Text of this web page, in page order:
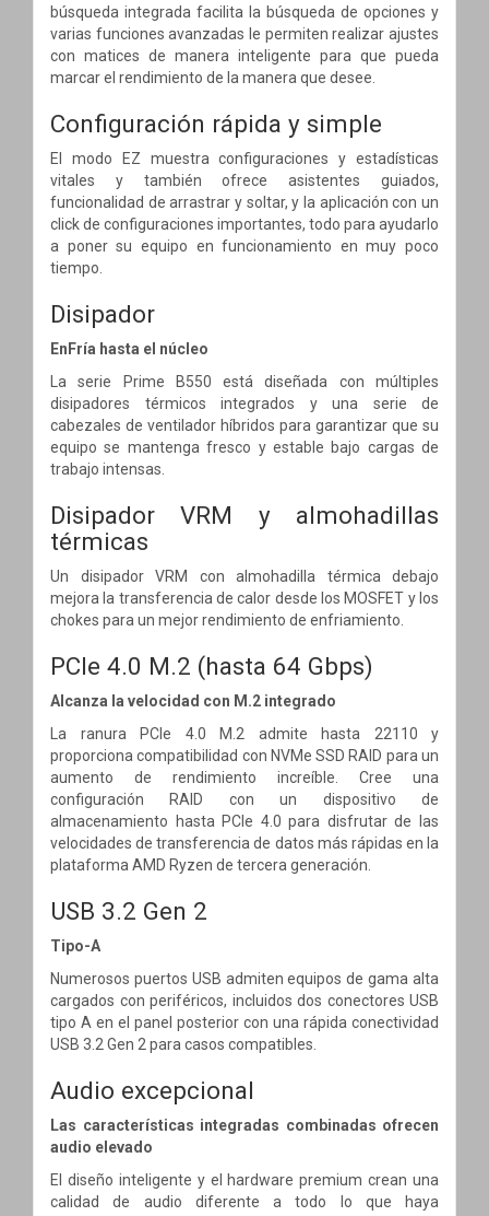
búsqueda integrada facilita la búsqueda de opciones y
varias funciones avanzadas le permiten realizar ajustes
con matices de manera inteligente para que pueda
marcar el rendimiento de la manera que desee.
Configuración rápida y simple
El modo EZ muestra configuraciones y estadísticas
vitales y también ofrece asistentes guiados,
funcionalidad de arrastrar y soltar, y la aplicación con un
click de configuraciones importantes, todo para ayudarlo
a poner su equipo en funcionamiento en muy poco
tiempo.
Disipador
EnFría hasta el núcleo
La serie Prime B550 está diseñada con múltiples
disipadores térmicos integrados y una serie de
cabezales de ventilador híbridos para garantizar que su
equipo se mantenga fresco y estable bajo cargas de
trabajo intensas.
Disipador VRM y almohadillas
térmicas
Un disipador VRM con almohadilla térmica debajo
mejora la transferencia de calor desde los MOSFET y los
chokes para un mejor rendimiento de enfriamiento.
PCIe 4.0 M.2 (hasta 64 Gbps)
Alcanza la velocidad con M.2 integrado
La ranura PCIe 4.0 M.2 admite hasta 22110 y
proporciona compatibilidad con NVMe SSD RAID para un
aumento de rendimiento increíble. Cree una
configuración RAID con un dispositivo de
almacenamiento hasta PCIe 4.0 para disfrutar de las
velocidades de transferencia de datos más rápidas en la
plataforma AMD Ryzen de tercera generación.
USB 3.2 Gen 2
Tipo-A
Numerosos puertos USB admiten equipos de gama alta
cargados con periféricos, incluidos dos conectores USB
tipo A en el panel posterior con una rápida conectividad
USB 3.2 Gen 2 para casos compatibles.
Audio excepcional
Las características integradas combinadas ofrecen
audio elevado
El diseño inteligente y el hardware premium crean una
calidad de audio diferente a todo lo que haya